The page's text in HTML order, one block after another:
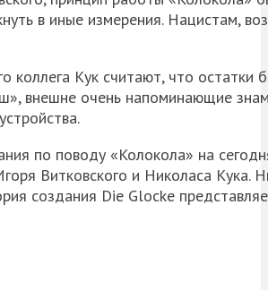
в иные измерения. Нацистам,
коллега Кук считают, что
внешне очень напоминающие
по поводу «Колокола» на
Витковского и Николаса Кука.
создания Die Glocke